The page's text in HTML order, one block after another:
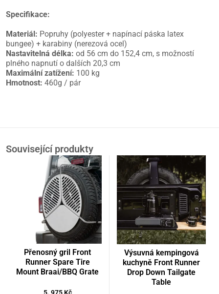
Specifikace:
Materiál: Popruhy (polyester + napínací páska latex
bungee) + karabiny (nerezová ocel)
Nastavitelná délka: od 56 cm do 152,4 cm, s možností
plného napnutí o dalších 20,3 cm
Maximální zatížení: 100 kg
Hmotnost: 460g / pár
Související produkty
Přenosný gril Front
Runner Spare Tire
Mount Braai/BBQ Grate
5. 975 Kč
Výsuvná kempingová
kuchyně Front Runner
Drop Down Tailgate
Table